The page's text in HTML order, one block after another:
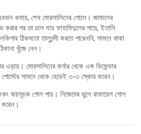
কমায়, শেখ মোরসালিনের গোলে। জামালের
করার পর তা চলে যায় ফাহামিদুলের পায়ে, ইতালি
ঠিকমতো তালুবন্দী করতে পারেননি, সামনে থাকা
খুঁজে নেন।
এড়ায়। মোরসালিনের কর্নার থেকে এক ডিফেন্ডার
পোস্টের সামনে থেকে হেডেই ৩-৩ স্কোর করেন।
জয়সূচক গোল পায়। নিজেদের ভুলে রাফায়েল গোল
করেন।